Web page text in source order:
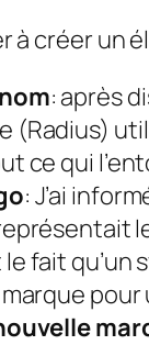
créer un
: après
(Radius)
ce qui
: J’ai
fait